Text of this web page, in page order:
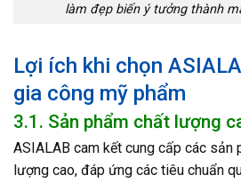
làm đẹp biến ý tưởng thành
Lợi ích khi chọn
gia công mỹ phẩm
3.1. Sản phẩm chất lượng
ASIALAB cam kết cung cấp các sản
lượng cao, đáp ứng các tiêu chuẩn